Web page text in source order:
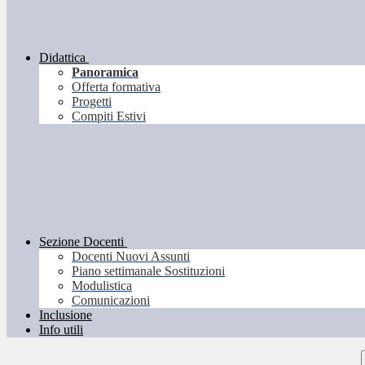
Didattica
Panoramica
Offerta formativa
Progetti
Compiti Estivi
Sezione Docenti
Docenti Nuovi Assunti
Piano settimanale Sostituzioni
Modulistica
Comunicazioni
Inclusione
Info utili